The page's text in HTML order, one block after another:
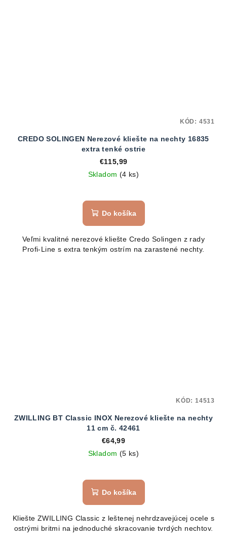
CREDO SOLINGEN Nerezové kliešte na nechty 16835
extra tenké ostrie
€115,99
Skladom (4 ks)
Do košíka
Veľmi kvalitné nerezové kliešte Credo Solingen z rady
Profi-Line s extra tenkým ostrím na zarastené nechty.
KÓD: 4531
ZWILLING BT Classic INOX Nerezové kliešte na nechty
11 cm č. 42461
€64,99
Skladom (5 ks)
Do košíka
Kliešte ZWILLING Classic z leštenej nehrdzavejúcej ocele s
ostrými britmi na jednoduché skracovanie tvrdých nechtov.
KÓD: 14513